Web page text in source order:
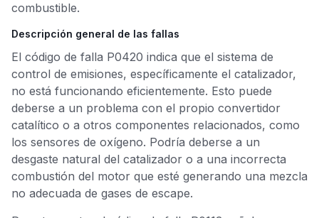
combustible.
Descripción general de las fallas
El código de falla P0420 indica que el sistema de
control de emisiones, específicamente el catalizador,
no está funcionando eficientemente. Esto puede
deberse a un problema con el propio convertidor
catalítico o a otros componentes relacionados, como
los sensores de oxígeno. Podría deberse a un
desgaste natural del catalizador o a una incorrecta
combustión del motor que esté generando una mezcla
no adecuada de gases de escape.